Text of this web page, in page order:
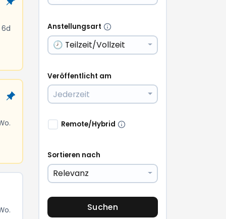
Anstellungsart
🕗 Teilzeit/Vollzeit
Veröffentlicht am
Jederzeit
Remote/Hybrid
Sortieren nach
Relevanz
Suchen